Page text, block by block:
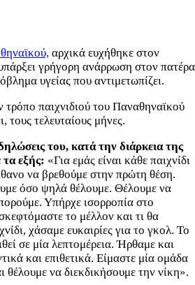
αρχικά ευχήθηκε στον
γρήγορη ανάρρωση στον πατέρα
υγείας που αντιμετωπίζει.
παιχνιδιού του Παναθηναϊκού
τους τελευταίους μήνες.
του, κατά την διάρκεια της
τα εξής: «Για εμάς είναι κάθε παιχνίδι
να βρεθούμε στην πρώτη θέση.
όσο ψηλά θέλουμε. Θέλουμε να
Υπήρχε ισορροπία στο
το μέλλον και τι θα
χάσαμε ευκαιρίες για το γκολ. Το
σε μία λεπτομέρεια. Ήρθαμε και
και επιθετικά. Είμαστε μία ομάδα
θέλουμε να διεκδικήσουμε την νίκη».